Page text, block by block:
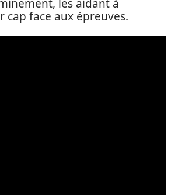
les aidant à
cap face aux épreuves.